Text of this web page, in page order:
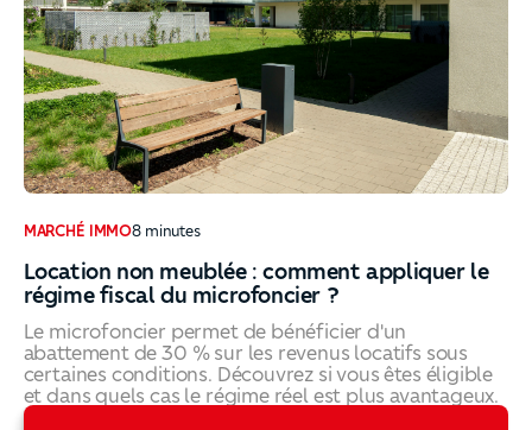
MARCHÉ IMMO8 minutes
Location non meublée : comment appliquer le
régime fiscal du microfoncier ?
Le microfoncier permet de bénéficier d'un
abattement de 30 % sur les revenus locatifs sous
certaines conditions. Découvrez si vous êtes éligible
et dans quels cas le régime réel est plus avantageux.
Location non meublée : comment appliquer le régime